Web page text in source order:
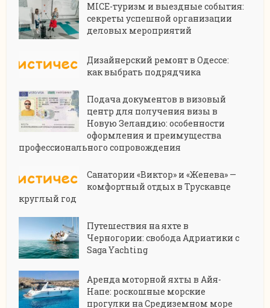
MICE-туризм и выездные события:
секреты успешной организации
деловых мероприятий
Дизайнерский ремонт в Одессе:
как выбрать подрядчика
Подача документов в визовый
центр для получения визы в
Новую Зеландию: особенности
оформления и преимущества
профессионального сопровождения
Санатории «Виктор» и «Женева» —
комфортный отдых в Трускавце
круглый год
Путешествия на яхте в
Черногории: свобода Адриатики с
Saga Yachting
Аренда моторной яхты в Айя-
Напе: роскошные морские
прогулки на Средиземном море